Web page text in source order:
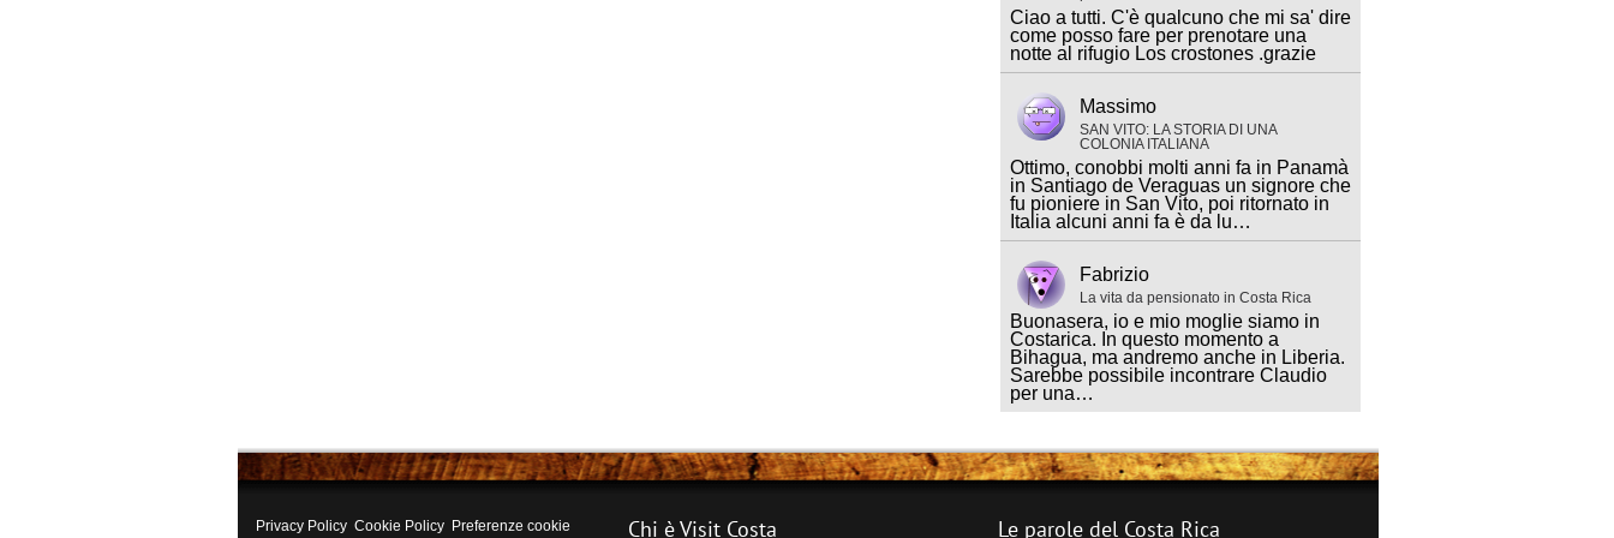
Ciao a tutti. C'è qualcuno che mi sa' dire
come posso fare per prenotare una
notte al rifugio Los crostones .grazie
Massimo
SAN VITO: LA STORIA DI UNA
COLONIA ITALIANA
Ottimo, conobbi molti anni fa in Panamà
in Santiago de Veraguas un signore che
fu pioniere in San Vito, poi ritornato in
Italia alcuni anni fa è da lu…
Fabrizio
La vita da pensionato in Costa Rica
Buonasera, io e mio moglie siamo in
Costarica. In questo momento a
Bihagua, ma andremo anche in Liberia.
Sarebbe possibile incontrare Claudio
per una…
Privacy Policy Cookie Policy Preferenze cookie Chi è Visit Costa Le parole del Costa Rica